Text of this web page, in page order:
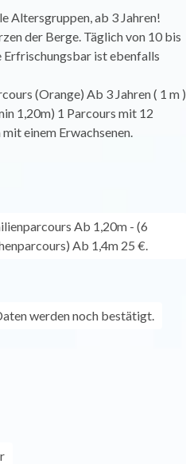
Altersgruppen, ab 3 Jahren!
der Berge. Täglich von 10 bis
Erfrischungsbar ist ebenfalls
(Orange) Ab 3 Jahren ( 1 m )
1,20m) 1 Parcours mit 12
einem Erwachsenen.
Ab 1,20m - (6
Ab 1,4m 25 €.
werden noch bestätigt.